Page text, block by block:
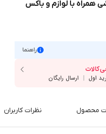
همراه با لوازم و باکس
راهنما
محصول نظرات کاربران